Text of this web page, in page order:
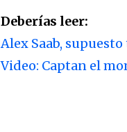
Deberías leer:
Alex Saab,
Video: Captan el